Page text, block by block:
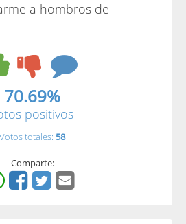
a hombros de
70.69%
positivos
Votos totales: 58
Comparte: